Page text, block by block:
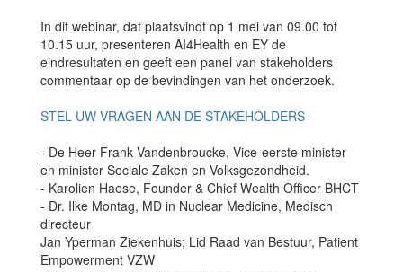
In dit webinar, dat plaatsvindt op 1 mei van 09.00 tot
10.15 uur, presenteren AI4Health en EY de
eindresultaten en geeft een panel van stakeholders
commentaar op de bevindingen van het onderzoek.
STEL UW VRAGEN AAN DE STAKEHOLDERS
- De Heer Frank Vandenbroucke, Vice-eerste minister
en minister Sociale Zaken en Volksgezondheid.
- Karolien Haese, Founder & Chief Wealth Officer BHCT
- Dr. Ilke Montag, MD in Nuclear Medicine, Medisch
directeur
Jan Yperman Ziekenhuis; Lid Raad van Bestuur, Patient
Empowerment VZW